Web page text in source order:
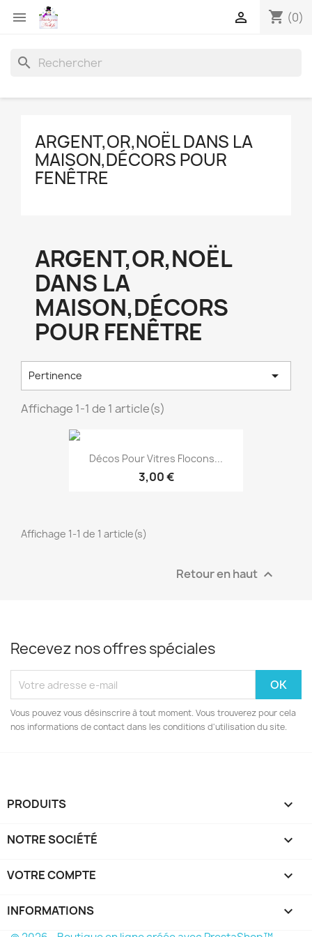
 shopping_cart (0)

search
ARGENT,OR,NOËL DANS LA
MAISON,DÉCORS POUR
FENÊTRE
ARGENT,OR,NOËL
DANS LA
MAISON,DÉCORS
POUR FENÊTRE
Pertinence 
Affichage 1-1 de 1 article(s)
Décos Pour Vitres Flocons...
3,00 €
Affichage 1-1 de 1 article(s)
Retour en haut 
Recevez nos offres spéciales
Vous pouvez vous désinscrire à tout moment. Vous trouverez pour cela
nos informations de contact dans les conditions d'utilisation du site.
PRODUITS 
NOTRE SOCIÉTÉ 
VOTRE COMPTE 
INFORMATIONS keyboard_arrow_down